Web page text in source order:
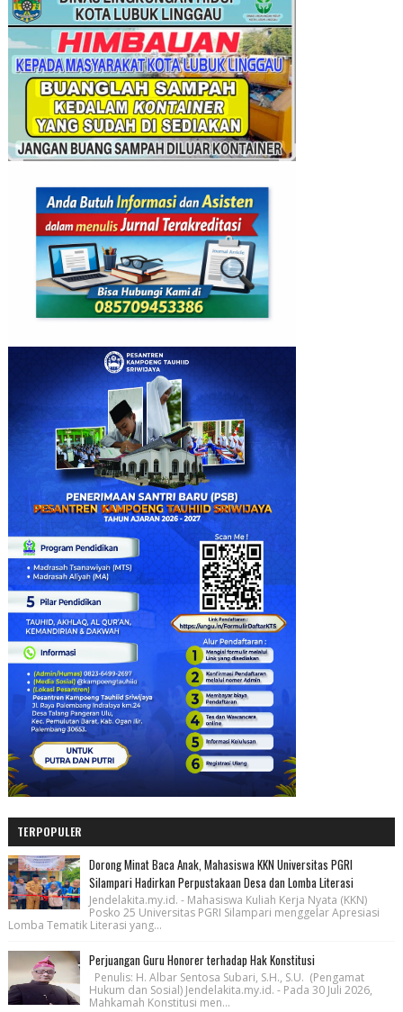
TERPOPULER
Dorong Minat Baca Anak, Mahasiswa KKN Universitas PGRI
Silampari Hadirkan Perpustakaan Desa dan Lomba Literasi
Jendelakita.my.id. - Mahasiswa Kuliah Kerja Nyata (KKN)
Posko 25 Universitas PGRI Silampari menggelar Apresiasi
Lomba Tematik Literasi yang...
Perjuangan Guru Honorer terhadap Hak Konstitusi
Penulis: H. Albar Sentosa Subari, S.H., S.U. (Pengamat
Hukum dan Sosial) Jendelakita.my.id. - Pada 30 Juli 2026,
Mahkamah Konstitusi men...